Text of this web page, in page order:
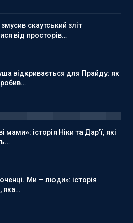
скаутський зліт
від просторів…
відкривається для Прайду: як
мами»: історія Ніки та Дар’ї, які
Ми — люди»: історія
яка…